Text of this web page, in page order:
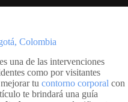
Colombia
es una de las intervenciones
como por visitantes
tu contorno corporal con
te brindará una guía